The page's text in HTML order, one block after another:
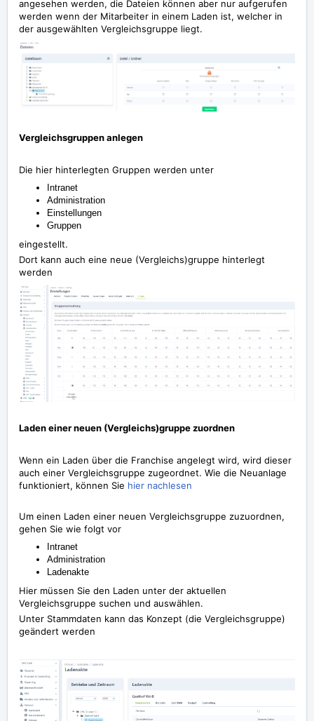
angesehen werden, die Dateien können aber nur aufgerufen
werden wenn der Mitarbeiter in einem Laden ist, welcher in
der ausgewählten Vergleichsgruppe liegt.
Vergleichsgruppen anlegen
Die hier hinterlegten Gruppen werden unter
Intranet
Administration
Einstellungen
Gruppen
eingestellt.
Dort kann auch eine neue (Vergleichs)gruppe hinterlegt
werden
Laden einer neuen (Vergleichs)gruppe zuordnen
Wenn ein Laden über die Franchise angelegt wird, wird dieser
auch einer Vergleichsgruppe zugeordnet. Wie die Neuanlage
funktioniert, können Sie hier nachlesen
Um einen Laden einer neuen Vergleichsgruppe zuzuordnen,
gehen Sie wie folgt vor
Intranet
Administration
Ladenakte
Hier müssen Sie den Laden unter der aktuellen
Vergleichsgruppe suchen und auswählen.
Unter Stammdaten kann das Konzept (die Vergleichsgruppe)
geändert werden